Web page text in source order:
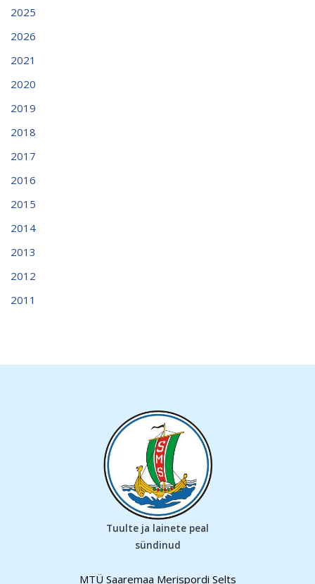
2025
2026
2021
2020
2019
2018
2017
2016
2015
2014
2013
2012
2011
Tuulte ja lainete peal
sündinud
MTÜ Saaremaa Merispordi Selts